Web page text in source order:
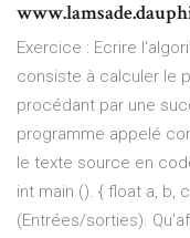
Exercice : Ecrire
consiste à calculer le
procédant par une
programme appelé
le texte source en
int main (). { float a, b,
(Entrées/sorties).